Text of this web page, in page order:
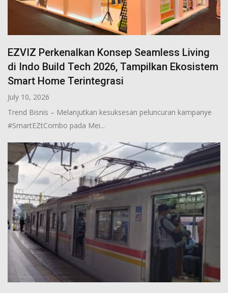
EZVIZ Perkenalkan Konsep Seamless Living
di Indo Build Tech 2026, Tampilkan Ekosistem
Smart Home Terintegrasi
July 10, 2026
Trend Bisnis – Melanjutkan kesuksesan peluncuran kampanye
#SmartEZtCombo pada Mei...